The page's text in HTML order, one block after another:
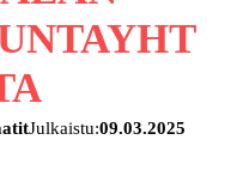
Julkaistu:09.03.2025